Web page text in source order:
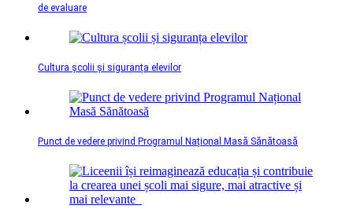
de evaluare
Cultura școlii și siguranța elevilor
Punct de vedere privind Programul Național Masă Sănătoasă